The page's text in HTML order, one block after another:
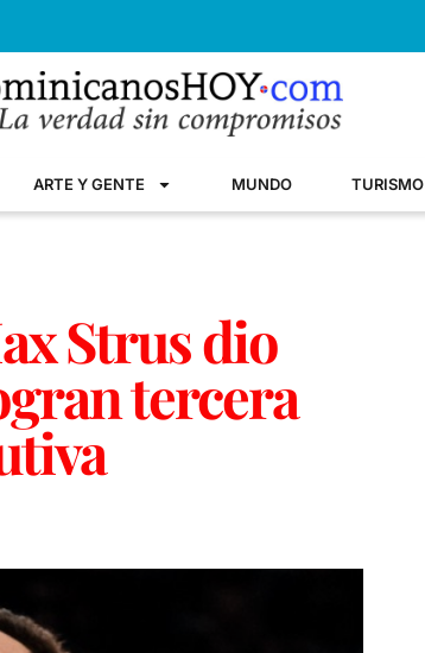
ARTE Y GENTE MUNDO TURISMO
Strus dio
tercera